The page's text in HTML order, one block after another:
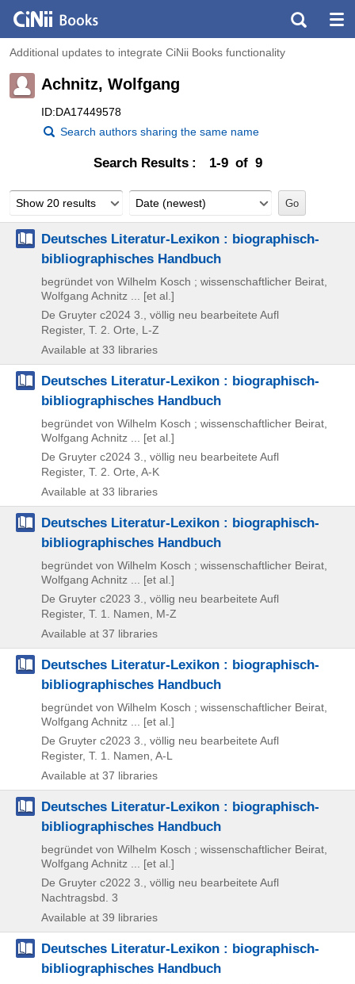
Additional updates to integrate CiNii Books functionality
Achnitz, Wolfgang
ID:DA17449578
Search authors sharing the same name
Search Results 1-9 of 9
Show 20 results Date (newest)
Deutsches Literatur-Lexikon : biographisch-
bibliographisches Handbuch
begründet von Wilhelm Kosch ; wissenschaftlicher Beirat,
Wolfgang Achnitz ... [et al.]
De Gruyter c2024 3., völlig neu bearbeitete Aufl
Register, T. 2. Orte, L-Z
Available at 33 libraries
Deutsches Literatur-Lexikon : biographisch-
bibliographisches Handbuch
begründet von Wilhelm Kosch ; wissenschaftlicher Beirat,
Wolfgang Achnitz ... [et al.]
De Gruyter c2024 3., völlig neu bearbeitete Aufl
Register, T. 2. Orte, A-K
Available at 33 libraries
Deutsches Literatur-Lexikon : biographisch-
bibliographisches Handbuch
begründet von Wilhelm Kosch ; wissenschaftlicher Beirat,
Wolfgang Achnitz ... [et al.]
De Gruyter c2023 3., völlig neu bearbeitete Aufl
Register, T. 1. Namen, M-Z
Available at 37 libraries
Deutsches Literatur-Lexikon : biographisch-
bibliographisches Handbuch
begründet von Wilhelm Kosch ; wissenschaftlicher Beirat,
Wolfgang Achnitz ... [et al.]
De Gruyter c2023 3., völlig neu bearbeitete Aufl
Register, T. 1. Namen, A-L
Available at 37 libraries
Deutsches Literatur-Lexikon : biographisch-
bibliographisches Handbuch
begründet von Wilhelm Kosch ; wissenschaftlicher Beirat,
Wolfgang Achnitz ... [et al.]
De Gruyter c2022 3., völlig neu bearbeitete Aufl
Nachtragsbd. 3
Available at 39 libraries
Deutsches Literatur-Lexikon : biographisch-
bibliographisches Handbuch